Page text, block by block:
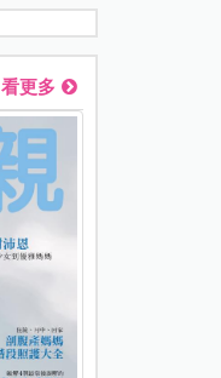
看更多